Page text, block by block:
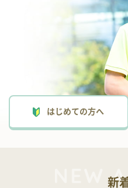
はじめての方へ
新